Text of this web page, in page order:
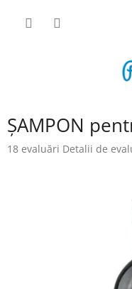
ȘAMPON
Evaluarea
18 evaluări Detalii de